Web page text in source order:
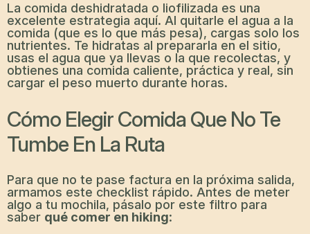
La comida deshidratada o liofilizada es una
excelente estrategia aquí. Al quitarle el agua a la
comida (que es lo que más pesa), cargas solo los
nutrientes. Te hidratas al prepararla en el sitio,
usas el agua que ya llevas o la que recolectas, y
obtienes una comida caliente, práctica y real, sin
cargar el peso muerto durante horas.
Cómo Elegir Comida Que No Te
Tumbe En La Ruta
Para que no te pase factura en la próxima salida,
armamos este checklist rápido. Antes de meter
algo a tu mochila, pásalo por este filtro para
saber qué comer en hiking: